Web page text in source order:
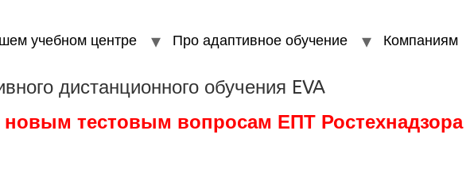
учебном центре Про адаптивное обучение Компаниям
дистанционного обучения EVA
тестовым вопросам ЕПТ Ростехнадзора